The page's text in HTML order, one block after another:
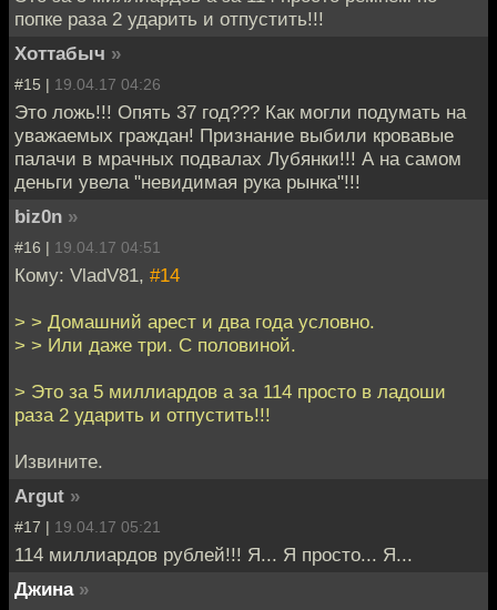
попке раза 2 ударить и отпустить!!!
Хоттабыч »
#15 | 19.04.17 04:26
Это ложь!!! Опять 37 год??? Как могли подумать на
уважаемых граждан! Признание выбили кровавые
палачи в мрачных подвалах Лубянки!!! А на самом
деньги увела "невидимая рука рынка"!!!
biz0n »
#16 | 19.04.17 04:51
Кому: VladV81, #14
> > Домашний арест и два года условно.
> > Или даже три. С половиной.
> Это за 5 миллиардов а за 114 просто в ладоши
раза 2 ударить и отпустить!!!
Извините.
Argut »
#17 | 19.04.17 05:21
114 миллиардов рублей!!! Я... Я просто... Я...
Джина »